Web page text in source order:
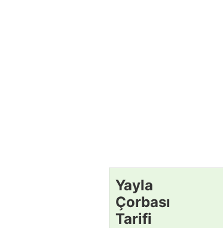
Yayla
Çorbası
Tarifi